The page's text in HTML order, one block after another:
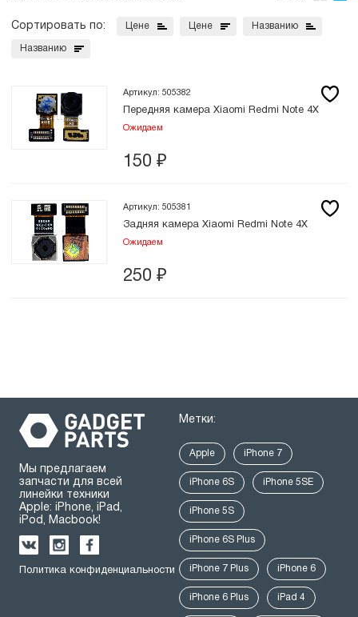
Сортировать по: Цене Цене Названию
Названию
Артикул: 505382
Передняя камера Xiaomi Redmi Note 4X
Ожидаем
150 ₽
Артикул: 505381
Задняя камера Xiaomi Redmi Note 4X
Ожидаем
250 ₽
Мы предлагаем
запчасти для всей
линейки техники
Apple: iPhone, iPad,
iPod, Macbook!
Политика конфиденциальности
Метки:
Apple iPhone 7
iPhone 6S iPhone 5SE
iPhone 5S
iPhone 6S Plus
iPhone 7 Plus iPhone 6
iPhone 6 Plus iPad 4